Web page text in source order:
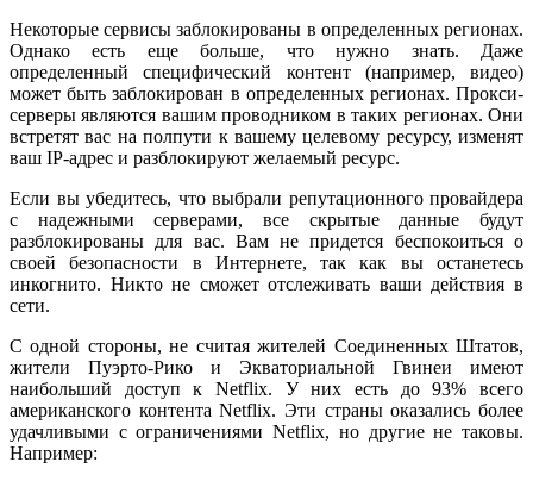
Некоторые сервисы заблокированы в определенных регионах.
Однако есть еще больше, что нужно знать. Даже
определенный специфический контент (например, видео)
может быть заблокирован в определенных регионах. Прокси-
серверы являются вашим проводником в таких регионах. Они
встретят вас на полпути к вашему целевому ресурсу, изменят
ваш IP-адрес и разблокируют желаемый ресурс.
Если вы убедитесь, что выбрали репутационного провайдера
с надежными серверами, все скрытые данные будут
разблокированы для вас. Вам не придется беспокоиться о
своей безопасности в Интернете, так как вы останетесь
инкогнито. Никто не сможет отслеживать ваши действия в
сети.
С одной стороны, не считая жителей Соединенных Штатов,
жители Пуэрто-Рико и Экваториальной Гвинеи имеют
наибольший доступ к Netflix. У них есть до 93% всего
американского контента Netflix. Эти страны оказались более
удачливыми с ограничениями Netflix, но другие не таковы.
Например: